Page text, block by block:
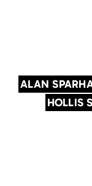
ALAN
HOLLIS